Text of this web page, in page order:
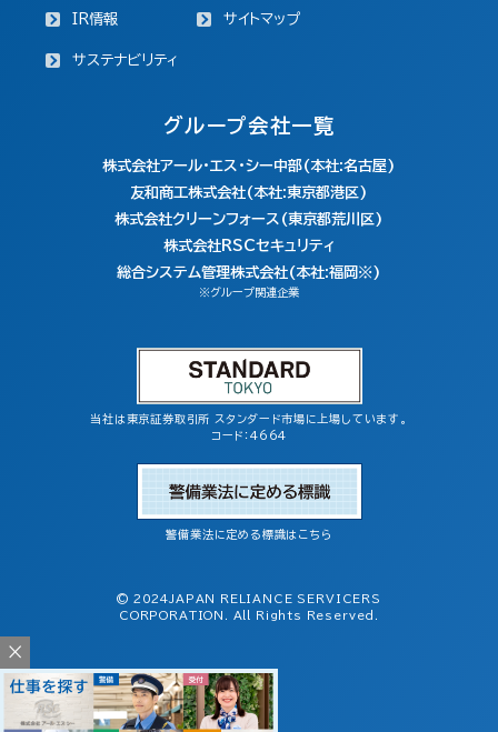
×
IR情報
サステナビリティ
サイトマップ
グループ会社一覧
株式会社アール・エス・シー中部(本社:名古屋)
友和商工株式会社(本社:東京都港区)
株式会社クリーンフォース(東京都荒川区)
株式会社RSCセキュリティ
総合システム管理株式会社(本社:福岡※)
※グループ関連企業
当社は東京証券取引所 スタンダード市場に上場しています。
コード：4664
警備業法に定める標識はこちら
© 2024JAPAN RELIANCE SERVICERS
CORPORATION. All Rights Reserved.